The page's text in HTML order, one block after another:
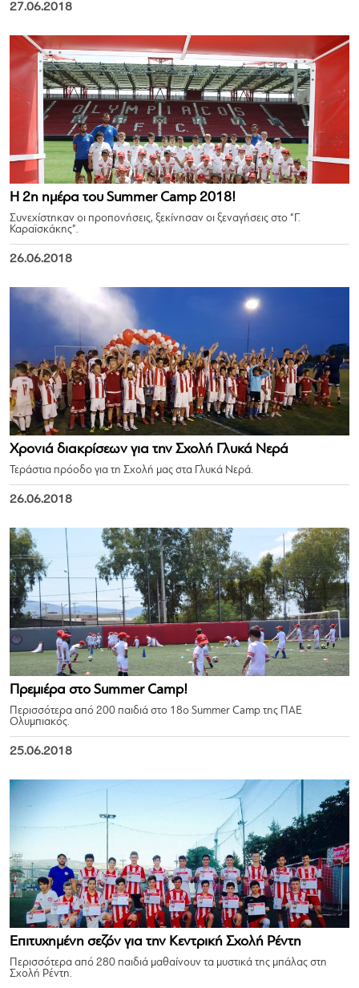
27.06.2018
Η 2η ημέρα του Summer Camp 2018!
Συνεχίστηκαν οι προπονήσεις, ξεκίνησαν οι ξεναγήσεις στο “Γ.
Καραϊσκάκης”.
26.06.2018
Χρονιά διακρίσεων για την Σχολή Γλυκά Νερά
Τεράστια πρόοδο για τη Σχολή μας στα Γλυκά Νερά.
26.06.2018
Πρεμιέρα στο Summer Camp!
Περισσότερα από 200 παιδιά στο 18o Summer Camp της ΠΑΕ
Ολυμπιακός.
25.06.2018
Επιτυχημένη σεζόν για την Κεντρική Σχολή Ρέντη
Περισσότερα από 280 παιδιά μαθαίνουν τα μυστικά της μπάλας στη
Σχολή Ρέντη.